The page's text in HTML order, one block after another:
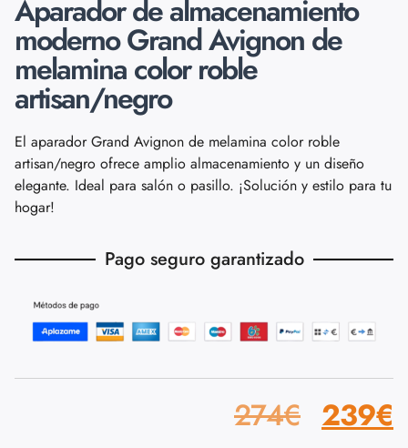
Aparador de almacenamiento
moderno Grand Avignon de
melamina color roble
artisan/negro
El aparador Grand Avignon de melamina color roble
artisan/negro ofrece amplio almacenamiento y un diseño
elegante. Ideal para salón o pasillo. ¡Solución y estilo para tu
hogar!
Pago seguro garantizado
274€ 239€